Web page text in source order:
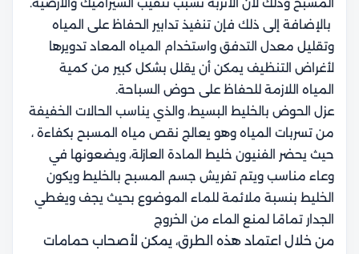
بالإضافة إلى ذلك فإن تنفيذ تدابير الحفاظ على المياه
وتقليل معدل التدفق واستخدام المياه المعاد تدويرها
لأغراض التنظيف يمكن أن يقلل بشكل كبير من كمية
المياه اللازمة للحفاظ على حوض السباحة.
عزل الحوض بالخليط البسيط، والذي يناسب الحالات الخفيفة
من تسربات المياه وهو يعالج نقص مياه المسبح بكفاءة ،
حيث يحضر الفنيون خليط المادة العازلة، ويضعونها في
وعاء مناسب ويتم تفريش جسم المسبح بالخليط ويكون
الخليط بنسبة ملائمة للماء الموضوع بحيث يجف ويغطي
الجدار تمامًا لمنع الماء من الخروج
من خلال اعتماد هذه الطرق، يمكن لأصحاب حمامات